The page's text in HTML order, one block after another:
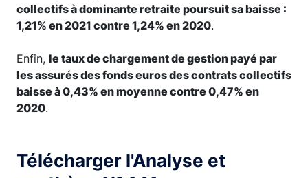
collectifs à dominante retraite poursuit sa baisse :
1,21% en 2021 contre 1,24% en 2020.
Enfin, le taux de chargement de gestion payé par
les assurés des fonds euros des contrats collectifs
baisse à 0,43% en moyenne contre 0,47% en
2020.
Télécharger l'Analyse et